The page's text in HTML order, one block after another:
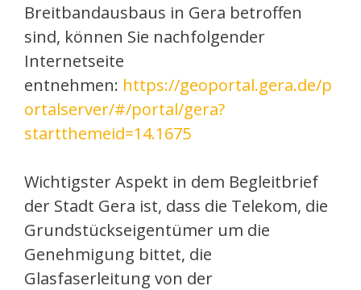
Breitbandausbaus in Gera betroffen
sind, können Sie nachfolgender
Internetseite
entnehmen: https://geoportal.gera.de/p
ortalserver/#/portal/gera?
startthemeid=14.1675
Wichtigster Aspekt in dem Begleitbrief
der Stadt Gera ist, dass die Telekom, die
Grundstückseigentümer um die
Genehmigung bittet, die
Glasfaserleitung von der